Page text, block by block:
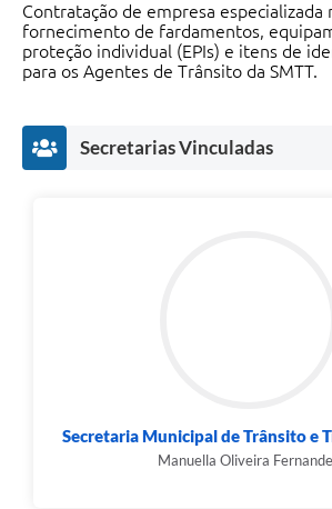
Contratação de empresa especializada
fornecimento de fardamentos,
proteção individual (EPIs) e itens de
para os Agentes de Trânsito da SMTT.
Secretarias Vinculadas
Secretaria Municipal de Trânsito e
Manuella Oliveira